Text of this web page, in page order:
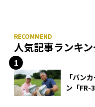
人気記事ランキ
「バン
ン「FR-